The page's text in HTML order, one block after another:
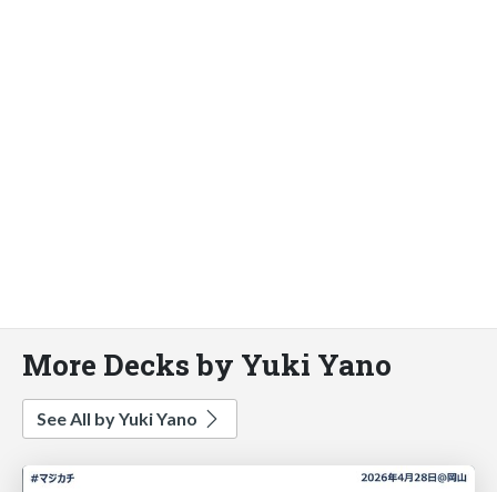
More Decks by Yuki Yano
See All by Yuki Yano